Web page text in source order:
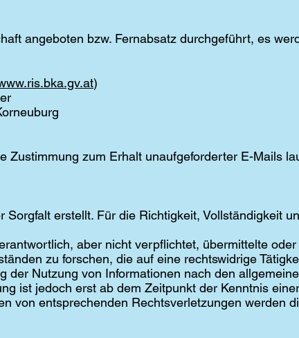
angeboten bzw. Fernabsatz durchgeführt, es
)
Zustimmung zum Erhalt unaufgeforderter E-Mails
erstellt. Für die Richtigkeit, Vollständigkeit
aber nicht verpflichtet, übermittelte
zu forschen, die auf eine rechtswidrige
der Nutzung von Informationen nach den
ist jedoch erst ab dem Zeitpunkt der Kenntnis
von entsprechenden Rechtsverletzungen werden